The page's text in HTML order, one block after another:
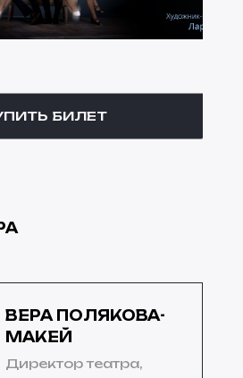
БИЛЕТ
ВЕРА ПОЛЯКОВА-
МАКЕЙ
Директор театра,